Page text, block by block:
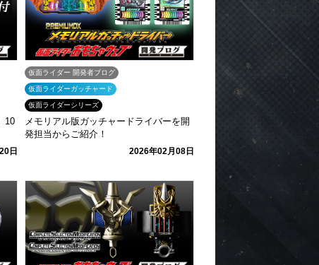
10
日
仮面ライダー 開発者ブログ
仮面ライダーガッチャード
仮面ライダーシリーズ
メモリアル版ガッチャードライバーを開
発担当からご紹介！
2026年02月08日